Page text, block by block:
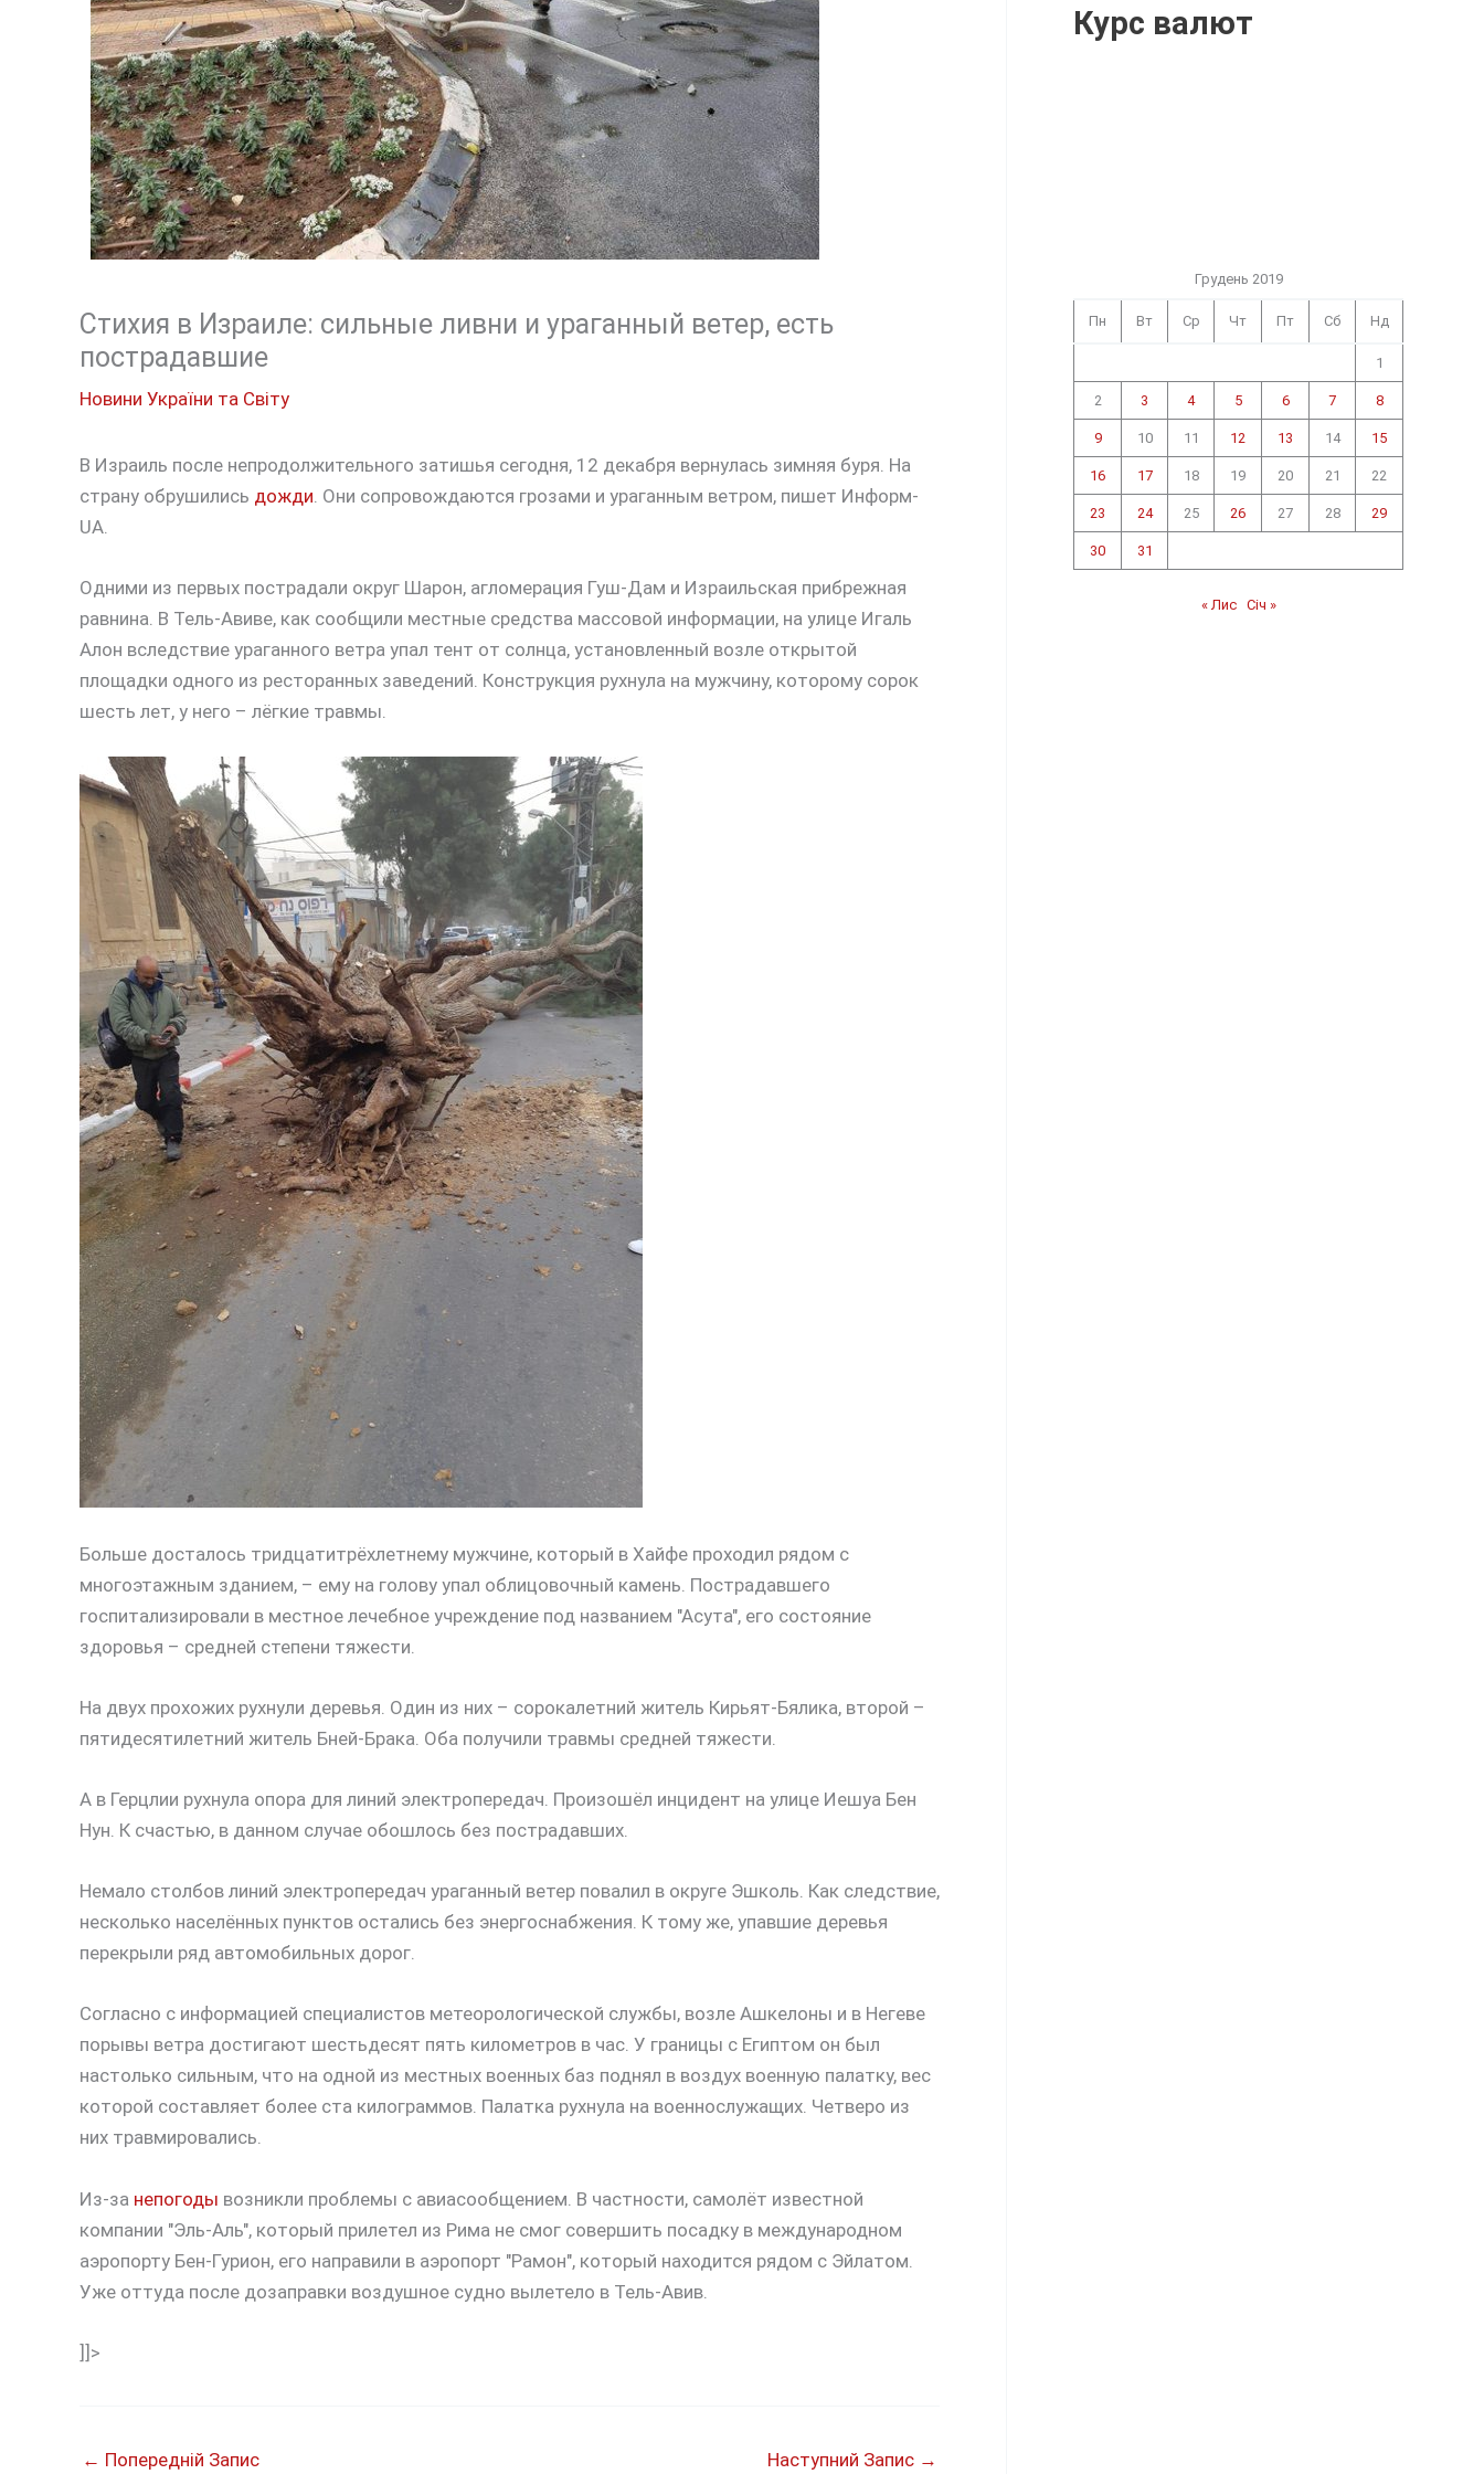
Стихия в Израиле: сильные ливни и ураганный ветер, есть
пострадавшие
Новини України та Світу
В Израиль после непродолжительного затишья сегодня, 12 декабря вернулась зимняя буря. На
страну обрушились дожди. Они сопровождаются грозами и ураганным ветром, пишет Информ-
UA.
Одними из первых пострадали округ Шарон, агломерация Гуш-Дам и Израильская прибрежная
равнина. В Тель-Авиве, как сообщили местные средства массовой информации, на улице Игаль
Алон вследствие ураганного ветра упал тент от солнца, установленный возле открытой
площадки одного из ресторанных заведений. Конструкция рухнула на мужчину, которому сорок
шесть лет, у него – лёгкие травмы.
Больше досталось тридцатитрёхлетнему мужчине, который в Хайфе проходил рядом с
многоэтажным зданием, – ему на голову упал облицовочный камень. Пострадавшего
госпитализировали в местное лечебное учреждение под названием "Асута", его состояние
здоровья – средней степени тяжести.
На двух прохожих рухнули деревья. Один из них – сорокалетний житель Кирьят-Бялика, второй –
пятидесятилетний житель Бней-Брака. Оба получили травмы средней тяжести.
А в Герцлии рухнула опора для линий электропередач. Произошёл инцидент на улице Иешуа Бен
Нун. К счастью, в данном случае обошлось без пострадавших.
Немало столбов линий электропередач ураганный ветер повалил в округе Эшколь. Как следствие,
несколько населённых пунктов остались без энергоснабжения. К тому же, упавшие деревья
перекрыли ряд автомобильных дорог.
Согласно с информацией специалистов метеорологической службы, возле Ашкелоны и в Негеве
порывы ветра достигают шестьдесят пять километров в час. У границы с Египтом он был
настолько сильным, что на одной из местных военных баз поднял в воздух военную палатку, вес
которой составляет более ста килограммов. Палатка рухнула на военнослужащих. Четверо из
них травмировались.
Из-за непогоды возникли проблемы с авиасообщением. В частности, самолёт известной
компании "Эль-Аль", который прилетел из Рима не смог совершить посадку в международном
аэропорту Бен-Гурион, его направили в аэропорт "Рамон", который находится рядом с Эйлатом.
Уже оттуда после дозаправки воздушное судно вылетело в Тель-Авив.
]]>
← Попередній Запис Наступний Запис →
Курс валют
Грудень 2019
Пн Вт Ср Чт Пт Сб Нд
1
2 3 4 5 6 7 8
9 10 11 12 13 14 15
16 17 18 19 20 21 22
23 24 25 26 27 28 29
30 31
« Лис Січ »